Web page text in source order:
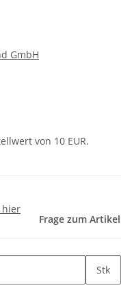
GmbH
von 10 EUR.
hier
Frage zum Artikel
Stk